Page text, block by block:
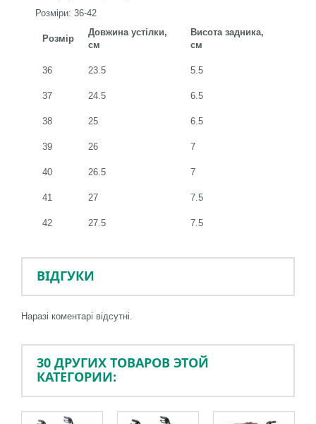
Розміри: 36-42
Розмір
Довжина устілки,
см
Висота задника,
см
36 23.5 5.5
37 24.5 6.5
38 25 6.5
39 26 7
40 26.5 7
41 27 7.5
42 27.5 7.5
ВІДГУКИ
Наразі коментарі відсутні.
30 ДРУГИХ ТОВАРОВ ЭТОЙ
КАТЕГОРИИ: